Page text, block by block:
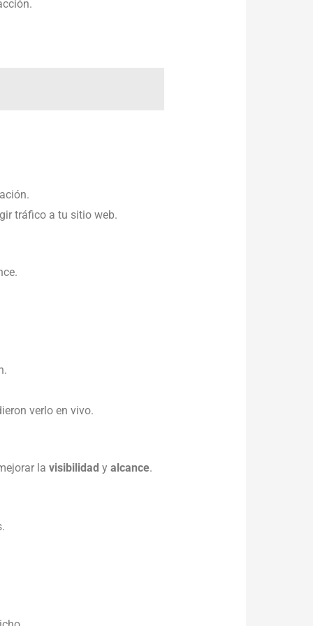
tráfico a tu sitio web.
verlo en vivo.
lavisibilidad yalcance.